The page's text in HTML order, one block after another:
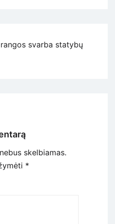
svarba statybų
skelbiamas.
*